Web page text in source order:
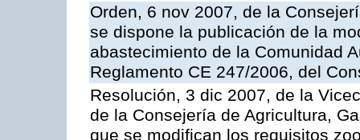
Orden, 6 nov 2007, de la
se dispone la publicación de la
abastecimiento de la Comunidad
Reglamento CE 247/2006, del
Resolución, 3 dic 2007, de la
de la Consejería de Agricultura,
que se modifican los requisitos